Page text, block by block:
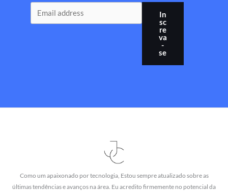
In
sc
re
va
-
se
Como um apaixonado por tecnologia, Estou sempre atualizado sobre as
últimas tendências e avanços na área. Eu acredito firmemente no potencial da